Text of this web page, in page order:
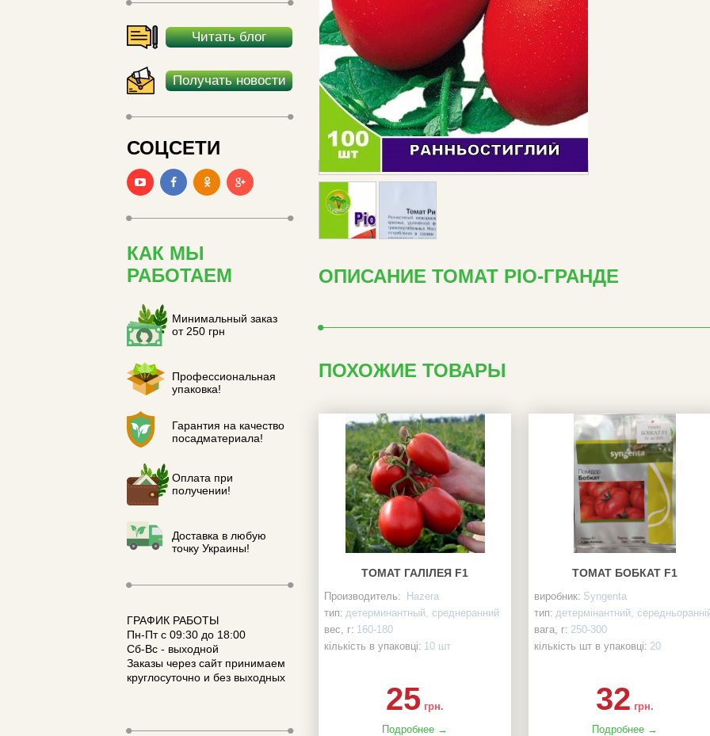
Читать блог
Получать новости
СОЦСЕТИ
КАК МЫ
РАБОТАЕМ
Минимальный заказ
от 250 грн
Профессиональная
упаковка!
Гарантия на качество
посадматериала!
Оплата при
получении!
Доставка в любую
точку Украины!
ГРАФИК РАБОТЫ
Пн-Пт с 09:30 до 18:00
Сб-Вс - выходной
Заказы через сайт принимаем
круглосуточно и без выходных
ОПИСАНИЕ ТОМАТ РІО-ГРАНДЕ
ПОХОЖИЕ ТОВАРЫ
ТОМАТ ГАЛІЛЕЯ F1
Производитель:
Hazerа
тип: детерминантный, среднеранний
вес, г: 160-180
кількість в упаковці: 10 шт
25 грн.
Подробнее →
ТОМАТ БОБКАТ F1
виробник: Syngenta
тип: детермінантний,
вага, г: 250-300
кількість шт в упаковці: 20
32 грн.
Подробнее →